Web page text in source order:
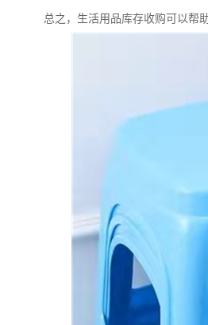
总之，生活用品库存收购可以帮